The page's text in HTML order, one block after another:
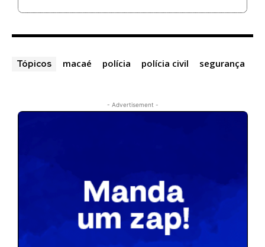
Tópicos macaé polícia polícia civil segurança
- Advertisement -